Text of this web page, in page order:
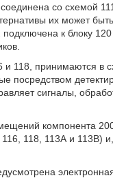
со схемой
их может
к блоку
и 118, принимаются в
посредством
сигналы,
компонента
118, 113А и 113В)